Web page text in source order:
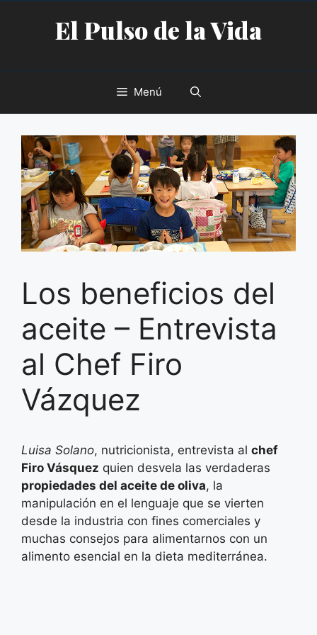
contenidoEl Pulso de la Vida
Menú
Los beneficios del
aceite – Entrevista
al Chef Firo
Vázquez
Luisa Solano, nutricionista, entrevista al chef
Firo Vásquez quien desvela las verdaderas
propiedades del aceite de oliva, la
manipulación en el lenguaje que se vierten
desde la industria con fines comerciales y
muchas consejos para alimentarnos con un
alimento esencial en la dieta mediterránea.